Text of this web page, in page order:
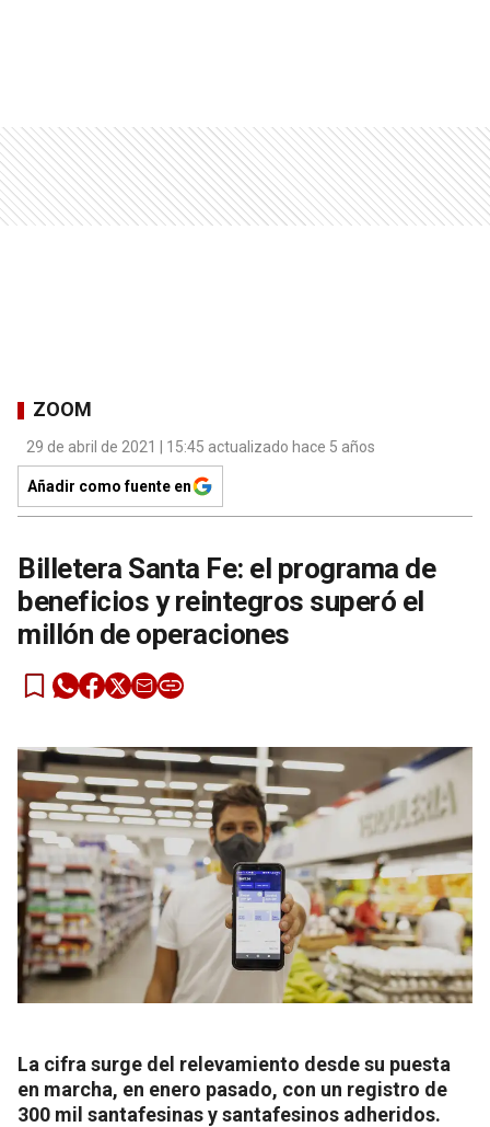
ZOOM
29 de abril de 2021 | 15:45 actualizado hace 5 años
Añadir como fuente en
Billetera Santa Fe: el programa de
beneficios y reintegros superó el
millón de operaciones
La cifra surge del relevamiento desde su puesta
en marcha, en enero pasado, con un registro de
300 mil santafesinas y santafesinos adheridos.